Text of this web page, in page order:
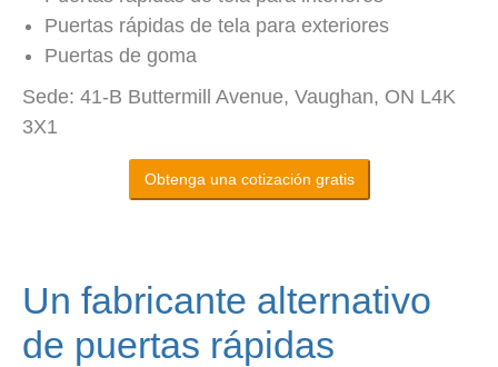
Puertas rápidas de tela para exteriores
Puertas de goma
Sede: 41-B Buttermill Avenue, Vaughan, ON L4K
3X1
Obtenga una cotización gratis
Un fabricante alternativo
de puertas rápidas